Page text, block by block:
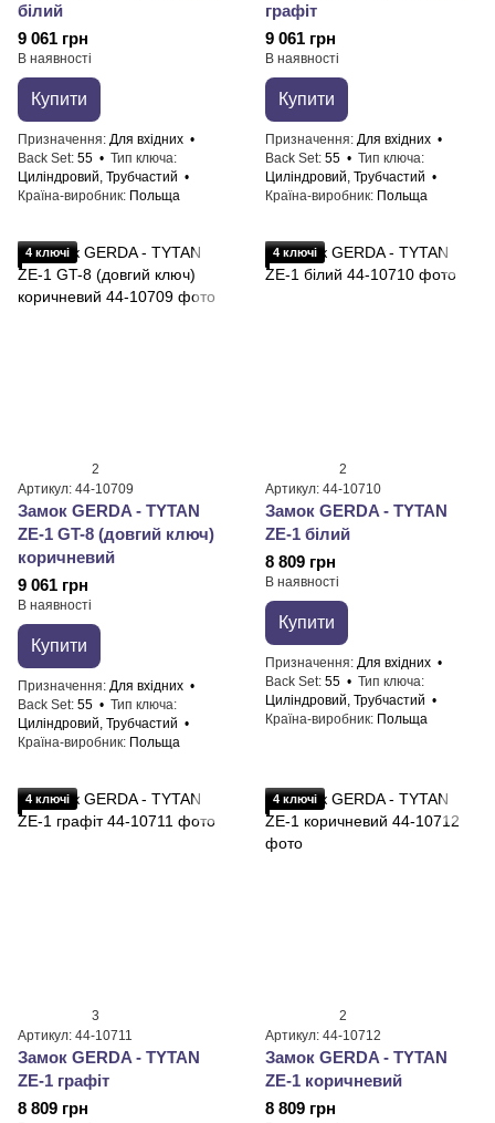
білий
9 061 грн
В наявності
Купити
Призначення Для вхідних
Back Set 55
Тип ключа
Циліндровий, Трубчастий
Країна-виробник Польща
графіт
9 061 грн
В наявності
Купити
Призначення Для вхідних
Back Set 55
Тип ключа
Циліндровий, Трубчастий
Країна-виробник Польща
4 ключі
2
Артикул: 44-10709
Замок GERDA - TYTAN
ZE-1 GT-8 (довгий ключ)
коричневий
9 061 грн
В наявності
Купити
Призначення Для вхідних
Back Set 55
Тип ключа
Циліндровий, Трубчастий
Країна-виробник Польща
4 ключі
2
Артикул: 44-10710
Замок GERDA - TYTAN
ZE-1 білий
8 809 грн
В наявності
Купити
Призначення Для вхідних
Back Set 55
Тип ключа
Циліндровий, Трубчастий
Країна-виробник Польща
4 ключі
3
Артикул: 44-10711
Замок GERDA - TYTAN
ZE-1 графіт
8 809 грн
4 ключі
2
Артикул: 44-10712
Замок GERDA - TYTAN
ZE-1 коричневий
8 809 грн